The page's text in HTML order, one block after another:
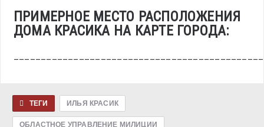
ПРИМЕРНОЕ МЕСТО РАСПОЛОЖЕНИЯ
ДОМА КРАСИКА НА КАРТЕ ГОРОДА:
ТЕГИ ИЛЬЯ КРАСИК
ОБЛАСТНОЕ УПРАВЛЕНИЕ МИЛИЦИИ